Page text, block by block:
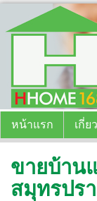
หน้าแรก เกี่ย
ขายบ้าน
สมุทรปร